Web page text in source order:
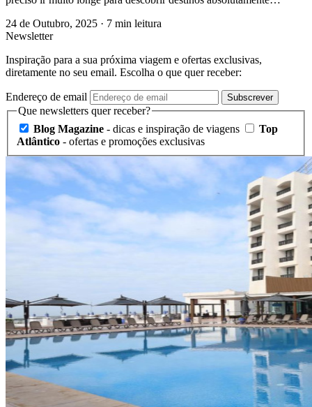
24 de Outubro, 2025 · 7 min leitura
Newsletter
Inspiração para a sua próxima viagem e ofertas exclusivas,
diretamente no seu email. Escolha o que quer receber:
Endereço de email Subscrever
Que newsletters quer receber?
Blog Magazine - dicas e inspiração de viagens
Top
Atlântico - ofertas e promoções exclusivas